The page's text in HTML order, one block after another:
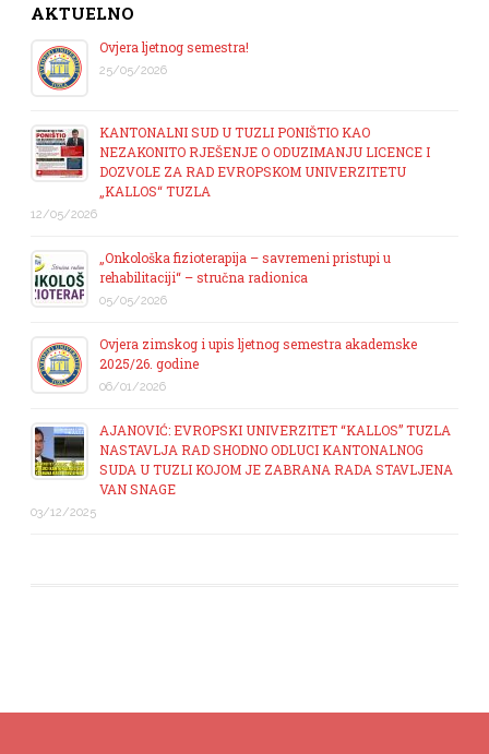
AKTUELNO
Ovjera ljetnog semestra!
25/05/2026
KANTONALNI SUD U TUZLI PONIŠTIO KAO
NEZAKONITO RJEŠENJE O ODUZIMANJU LICENCE I
DOZVOLE ZA RAD EVROPSKOM UNIVERZITETU
„KALLOS“ TUZLA
12/05/2026
„Onkološka fizioterapija – savremeni pristupi u
rehabilitaciji“ – stručna radionica
05/05/2026
Ovjera zimskog i upis ljetnog semestra akademske
2025/26. godine
06/01/2026
AJANOVIĆ: EVROPSKI UNIVERZITET “KALLOS” TUZLA
NASTAVLJA RAD SHODNO ODLUCI KANTONALNOG
SUDA U TUZLI KOJOM JE ZABRANA RADA STAVLJENA
VAN SNAGE
03/12/2025